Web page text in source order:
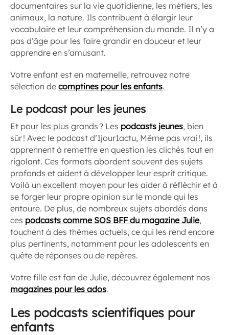
documentaires sur la vie quotidienne, les métiers, les
animaux, la nature. Ils contribuent à élargir leur
vocabulaire et leur compréhension du monde. Il n’y a
pas d’âge pour les faire grandir en douceur et leur
apprendre en s’amusant.
Votre enfant est en maternelle, retrouvez notre
sélection de comptines pour les enfants.
Le podcast pour les jeunes
Et pour les plus grands ? Les podcasts jeunes, bien
sûr ! Avec le podcast d’1jour1actu, Même pas vrai !, ils
apprennent à remettre en question les clichés tout en
rigolant. Ces formats abordent souvent des sujets
profonds et aident à développer leur esprit critique.
Voilà un excellent moyen pour les aider à réfléchir et à
se forger leur propre opinion sur le monde qui les
entoure. De plus, de nombreux sujets abordés dans
ces podcasts comme SOS BFF du magazine Julie,
touchent à des thèmes actuels, ce qui les rend encore
plus pertinents, notamment pour les adolescents en
quête de réponses ou de repères.
Votre fille est fan de Julie, découvrez également nos
magazines pour les ados.
Les podcasts scientifiques pour
enfants